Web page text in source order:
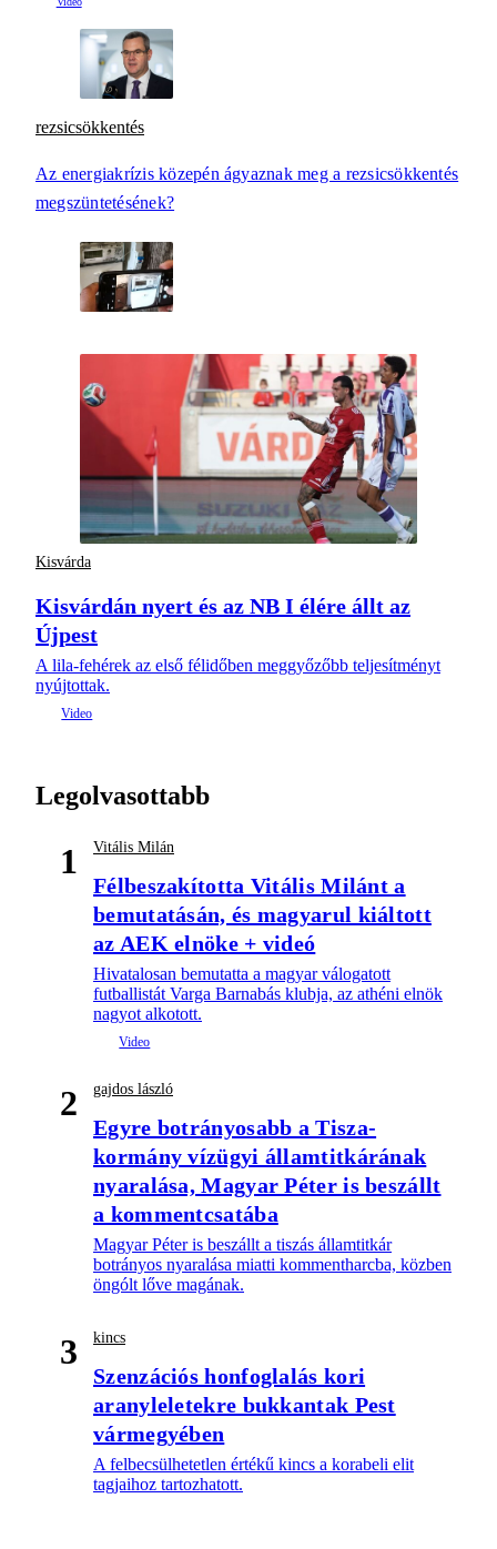
rezsicsökkentés
Az energiakrízis közepén ágyaznak meg a rezsicsökkentés
megszüntetésének?
Kisvárda
Kisvárdán nyert és az NB I élére állt az
Újpest
A lila-fehérek az első félidőben meggyőzőbb teljesítményt
nyújtottak.
Legolvasottabb
1 Vitális Milán
Félbeszakította Vitális Milánt a
bemutatásán, és magyarul kiáltott
az AEK elnöke + videó
Hivatalosan bemutatta a magyar válogatott
futballistát Varga Barnabás klubja, az athéni elnök
nagyot alkotott.
2 gajdos lászló
Egyre botrányosabb a Tisza-
kormány vízügyi államtitkárának
nyaralása, Magyar Péter is beszállt
a kommentcsatába
Magyar Péter is beszállt a tiszás államtitkár
botrányos nyaralása miatti kommentharcba, közben
öngólt lőve magának.
3 kincs
Szenzációs honfoglalás kori
aranyleletekre bukkantak Pest
vármegyében
A felbecsülhetetlen értékű kincs a korabeli elit
tagjaihoz tartozhatott.